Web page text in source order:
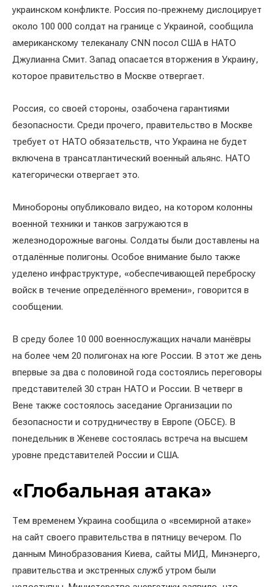
украинском конфликте. Россия по-прежнему дислоцирует
около 100 000 солдат на границе с Украиной, сообщила
американскому телеканалу CNN посол США в НАТО
Джулианна Смит. Запад опасается вторжения в Украину,
которое правительство в Москве отвергает.
Россия, со своей стороны, озабочена гарантиями
безопасности. Среди прочего, правительство в Москве
требует от НАТО обязательств, что Украина не будет
включена в трансатлантический военный альянс. НАТО
категорически отвергает это.
Минобороны опубликовало видео, на котором колонны
военной техники и танков загружаются в
железнодорожные вагоны. Солдаты были доставлены на
отдалённые полигоны. Особое внимание было также
уделено инфраструктуре, «обеспечивающей переброску
войск в течение определённого времени», говорится в
сообщении.
В среду более 10 000 военнослужащих начали манёвры
на более чем 20 полигонах на юге России. В этот же день
впервые за два с половиной года состоялись переговоры
представителей 30 стран НАТО и России. В четверг в
Вене также состоялось заседание Организации по
безопасности и сотрудничеству в Европе (ОБСЕ). В
понедельник в Женеве состоялась встреча на высшем
уровне представителей России и США.
«Глобальная атака»
Тем временем Украина сообщила о «всемирной атаке»
на сайт своего правительства в пятницу вечером. По
данным Минобразования Киева, сайты МИД, Минэнерго,
правительства и экстренных служб утром были